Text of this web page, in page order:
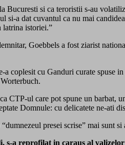
Bucuresti si ca teroristii s-au
si-a dat cuvantul ca nu mai
latrina istoriei.”
Goebbels a fost ziarist
a coplesit cu Ganduri curate spuse
CTP-ul care pot spune un barbat,
Domnule: cu delicatete ne-ati
presei scrise” mai sunt si
a reprofilat in caraus al